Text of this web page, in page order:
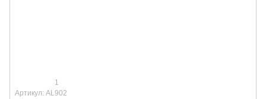
1
Артикул: AL902